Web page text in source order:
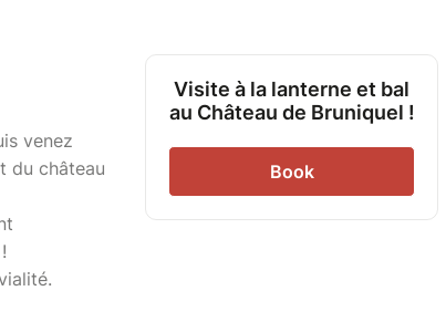
venez
du château
Visite à la lanterne et bal
au Château de Bruniquel !
Book